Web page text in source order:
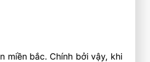
miền bắc. Chính bởi vậy, khi